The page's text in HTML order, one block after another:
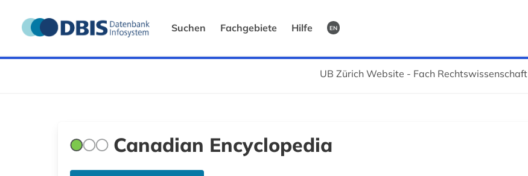
Suchen Fachgebiete Hilfe EN
UB Zürich Website - Fach Rechtswissenschaft
Canadian Encyclopedia